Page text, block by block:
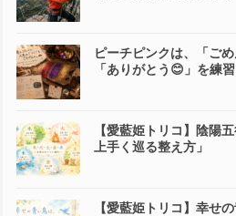
ピーチピンクは、「ご
「ありがとう😊」を練習
【愛藍姫トリコ】陰陽
上手く巡る整え方」
【愛藍姫トリコ】幸せ